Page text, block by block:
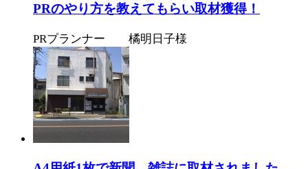
PRのやり方を教えてもらい取材獲得！
PRプランナー 橘明日子様